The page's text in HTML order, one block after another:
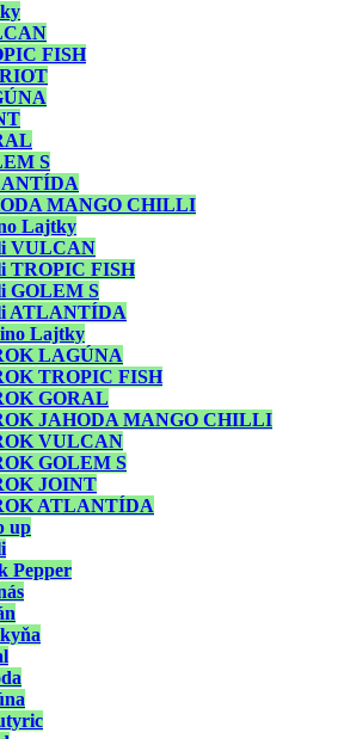
FISH
S
MANGO CHILLI
Lajtky
VULCAN
TROPIC FISH
GOLEM S
ATLANTÍDA
Lajtky
LAGÚNA
TROPIC FISH
GORAL
JAHODA MANGO CHILLI
VULCAN
GOLEM S
JOINT
ATLANTÍDA
up
Pepper